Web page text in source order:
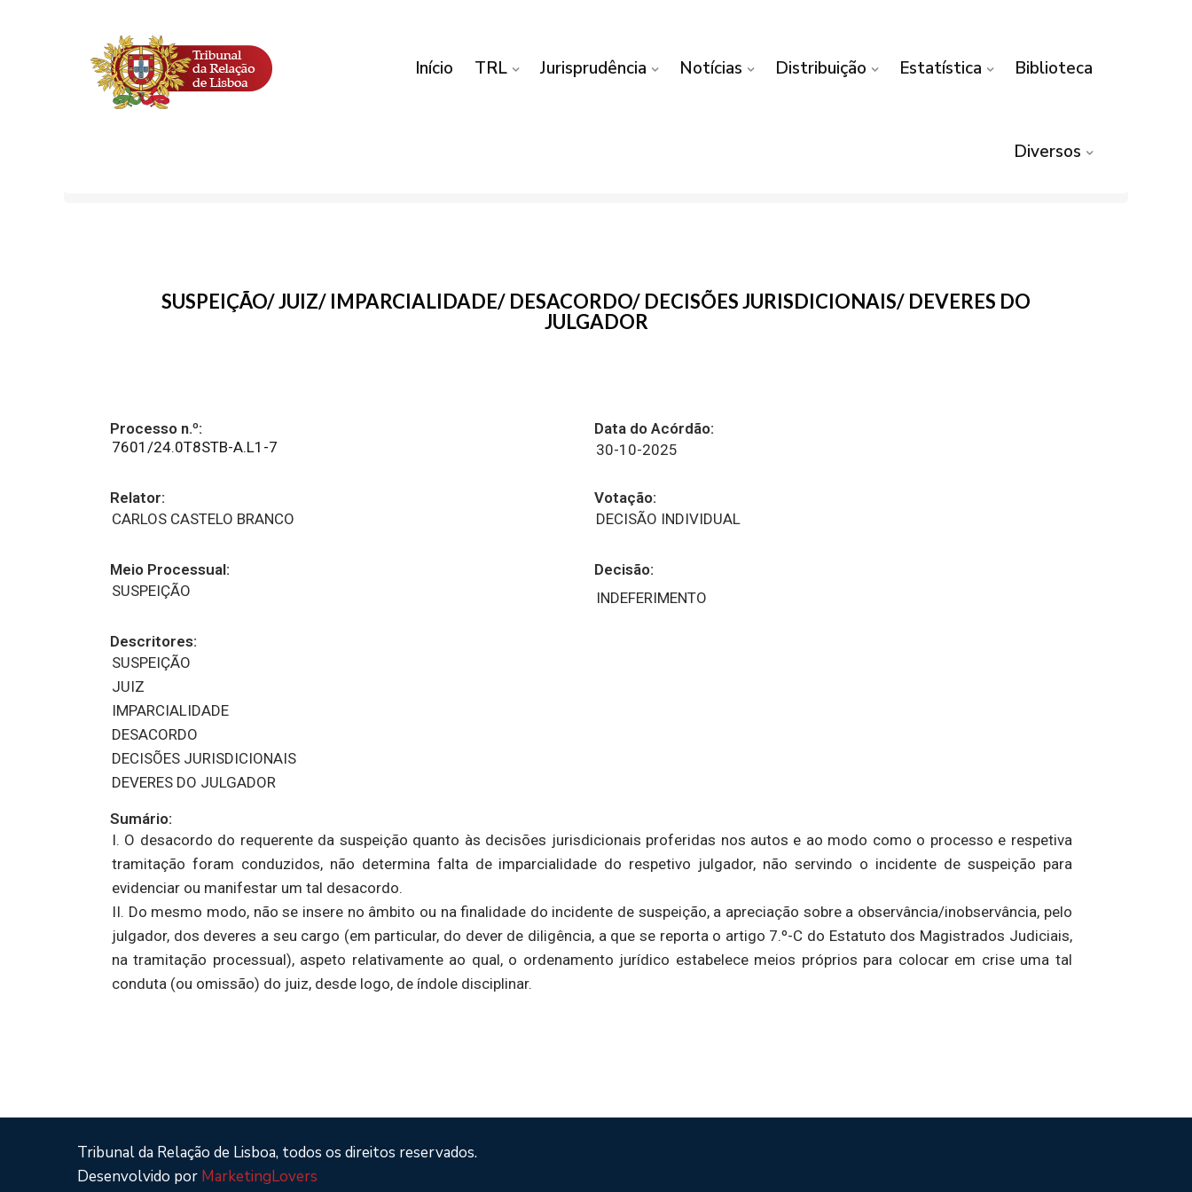
Início TRL Jurisprudência Notícias Distribuição Estatística Biblioteca
Diversos
SUSPEIÇÃO/ JUIZ/ IMPARCIALIDADE/ DESACORDO/ DECISÕES JURISDICIONAIS/ DEVERES DO
JULGADOR
Processo n.º:
7601/24.0T8STB-A.L1-7
Data do Acórdão:
30-10-2025
Relator:
CARLOS CASTELO BRANCO
Votação:
DECISÃO INDIVIDUAL
Meio Processual:
SUSPEIÇÃO
Decisão:
INDEFERIMENTO
Descritores:
SUSPEIÇÃO
JUIZ
IMPARCIALIDADE
DESACORDO
DECISÕES JURISDICIONAIS
DEVERES DO JULGADOR
Sumário:
I. O desacordo do requerente da suspeição quanto às decisões jurisdicionais proferidas nos autos e ao modo como o processo e respetiva
tramitação foram conduzidos, não determina falta de imparcialidade do respetivo julgador, não servindo o incidente de suspeição para
evidenciar ou manifestar um tal desacordo.
II. Do mesmo modo, não se insere no âmbito ou na finalidade do incidente de suspeição, a apreciação sobre a observância/inobservância, pelo
julgador, dos deveres a seu cargo (em particular, do dever de diligência, a que se reporta o artigo 7.º-C do Estatuto dos Magistrados Judiciais,
na tramitação processual), aspeto relativamente ao qual, o ordenamento jurídico estabelece meios próprios para colocar em crise uma tal
conduta (ou omissão) do juiz, desde logo, de índole disciplinar.
Tribunal da Relação de Lisboa, todos os direitos reservados.
Desenvolvido por MarketingLovers